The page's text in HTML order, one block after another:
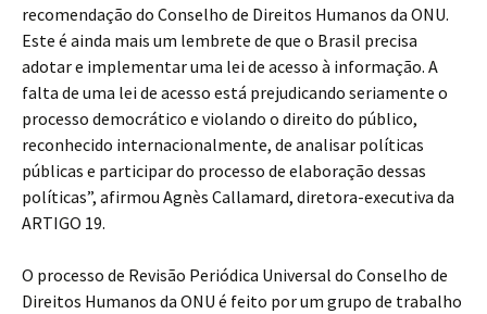
recomendação do Conselho de Direitos Humanos da ONU.
Este é ainda mais um lembrete de que o Brasil precisa
adotar e implementar uma lei de acesso à informação. A
falta de uma lei de acesso está prejudicando seriamente o
processo democrático e violando o direito do público,
reconhecido internacionalmente, de analisar políticas
públicas e participar do processo de elaboração dessas
políticas”, afirmou Agnès Callamard, diretora-executiva da
ARTIGO 19.
O processo de Revisão Periódica Universal do Conselho de
Direitos Humanos da ONU é feito por um grupo de trabalho